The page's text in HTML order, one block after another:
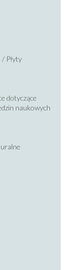
Płyty
dotyczące
naukowych